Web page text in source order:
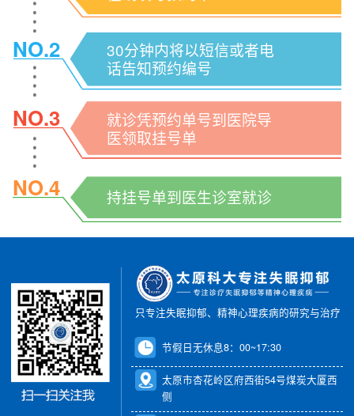
NO.2
30分钟内将以短信或者电
话告知预约编号
NO.3
就诊凭预约单号到医院导
医领取挂号单
NO.4 持挂号单到医生诊室就诊
只专注失眠抑郁、精神心理疾病的研究与治疗
节假日无休息8：00~17:30
太原市杏花岭区府西街54号煤炭大厦西
侧